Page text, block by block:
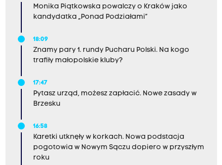
Monika Piątkowska powalczy o Kraków jako
kandydatka „Ponad Podziałami”
18:09
Znamy pary 1. rundy Pucharu Polski. Na kogo
trafiły małopolskie kluby?
17:47
Pytasz urząd, możesz zapłacić. Nowe zasady w
Brzesku
16:58
Karetki utknęły w korkach. Nowa podstacja
pogotowia w Nowym Sączu dopiero w przyszłym
roku